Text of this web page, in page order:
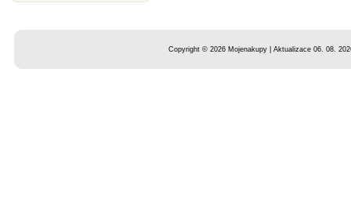
Copyright © 2026 Mojenakupy | Aktualizace 06. 08.